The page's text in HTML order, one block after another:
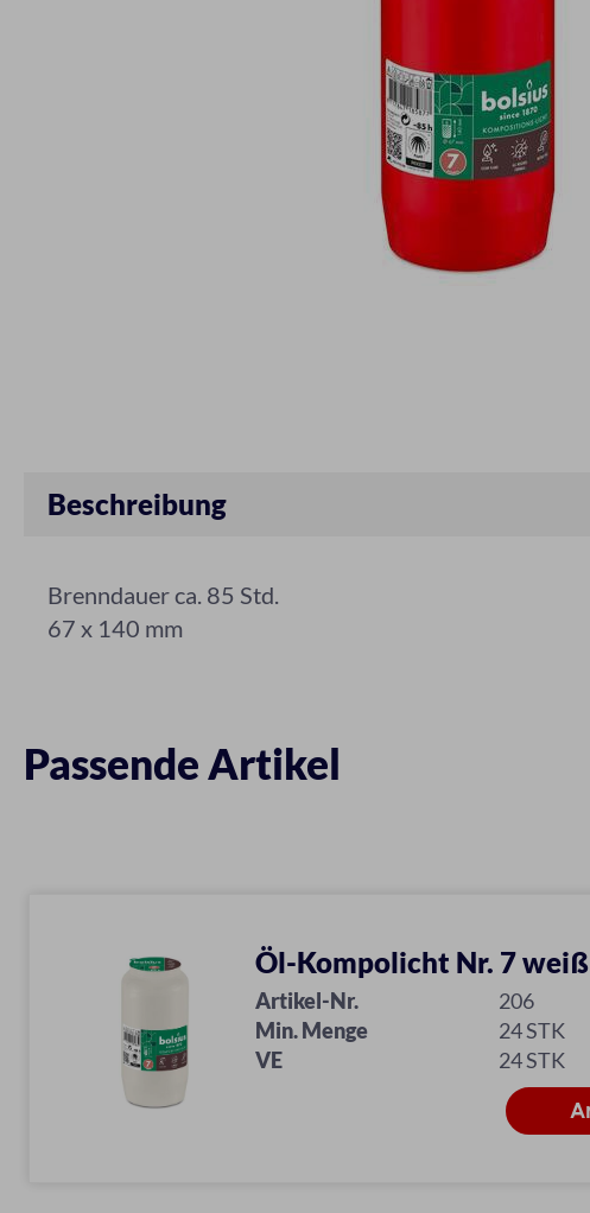
Beschreibung
Brenndauer ca. 85 Std.
67 x 140 mm
Passende Artikel
Öl-Kompolicht Nr. 7 weiß
Artikel-Nr.
206
Min. Menge
24 STK
VE
24 STK